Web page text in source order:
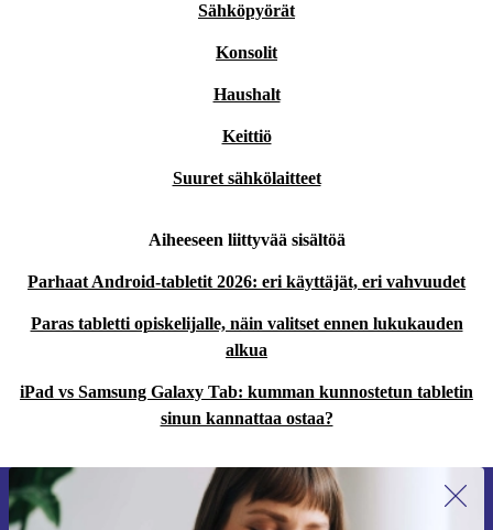
Sähköpyörät
Konsolit
Haushalt
Keittiö
Suuret sähkölaitteet
Aiheeseen liittyvää sisältöä
Parhaat Android-tabletit 2026: eri käyttäjät, eri vahvuudet
Paras tabletti opiskelijalle, näin valitset ennen lukukauden
alkua
iPad vs Samsung Galaxy Tab: kumman kunnostetun tabletin
sinun kannattaa ostaa?
Liity ensimmäistä kertaa uutiskirjeen